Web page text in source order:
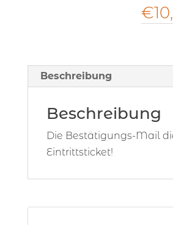
€
Beschreibung
Beschreibung
Die Bestätigungs-Mail
Eintrittsticket!